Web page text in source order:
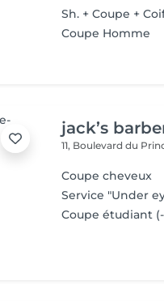
Sh. + Coupe +
Coupe Homme
jack’s
11, Boulevard du
Coupe cheveux
Service "Under
Coupe étudiant (-